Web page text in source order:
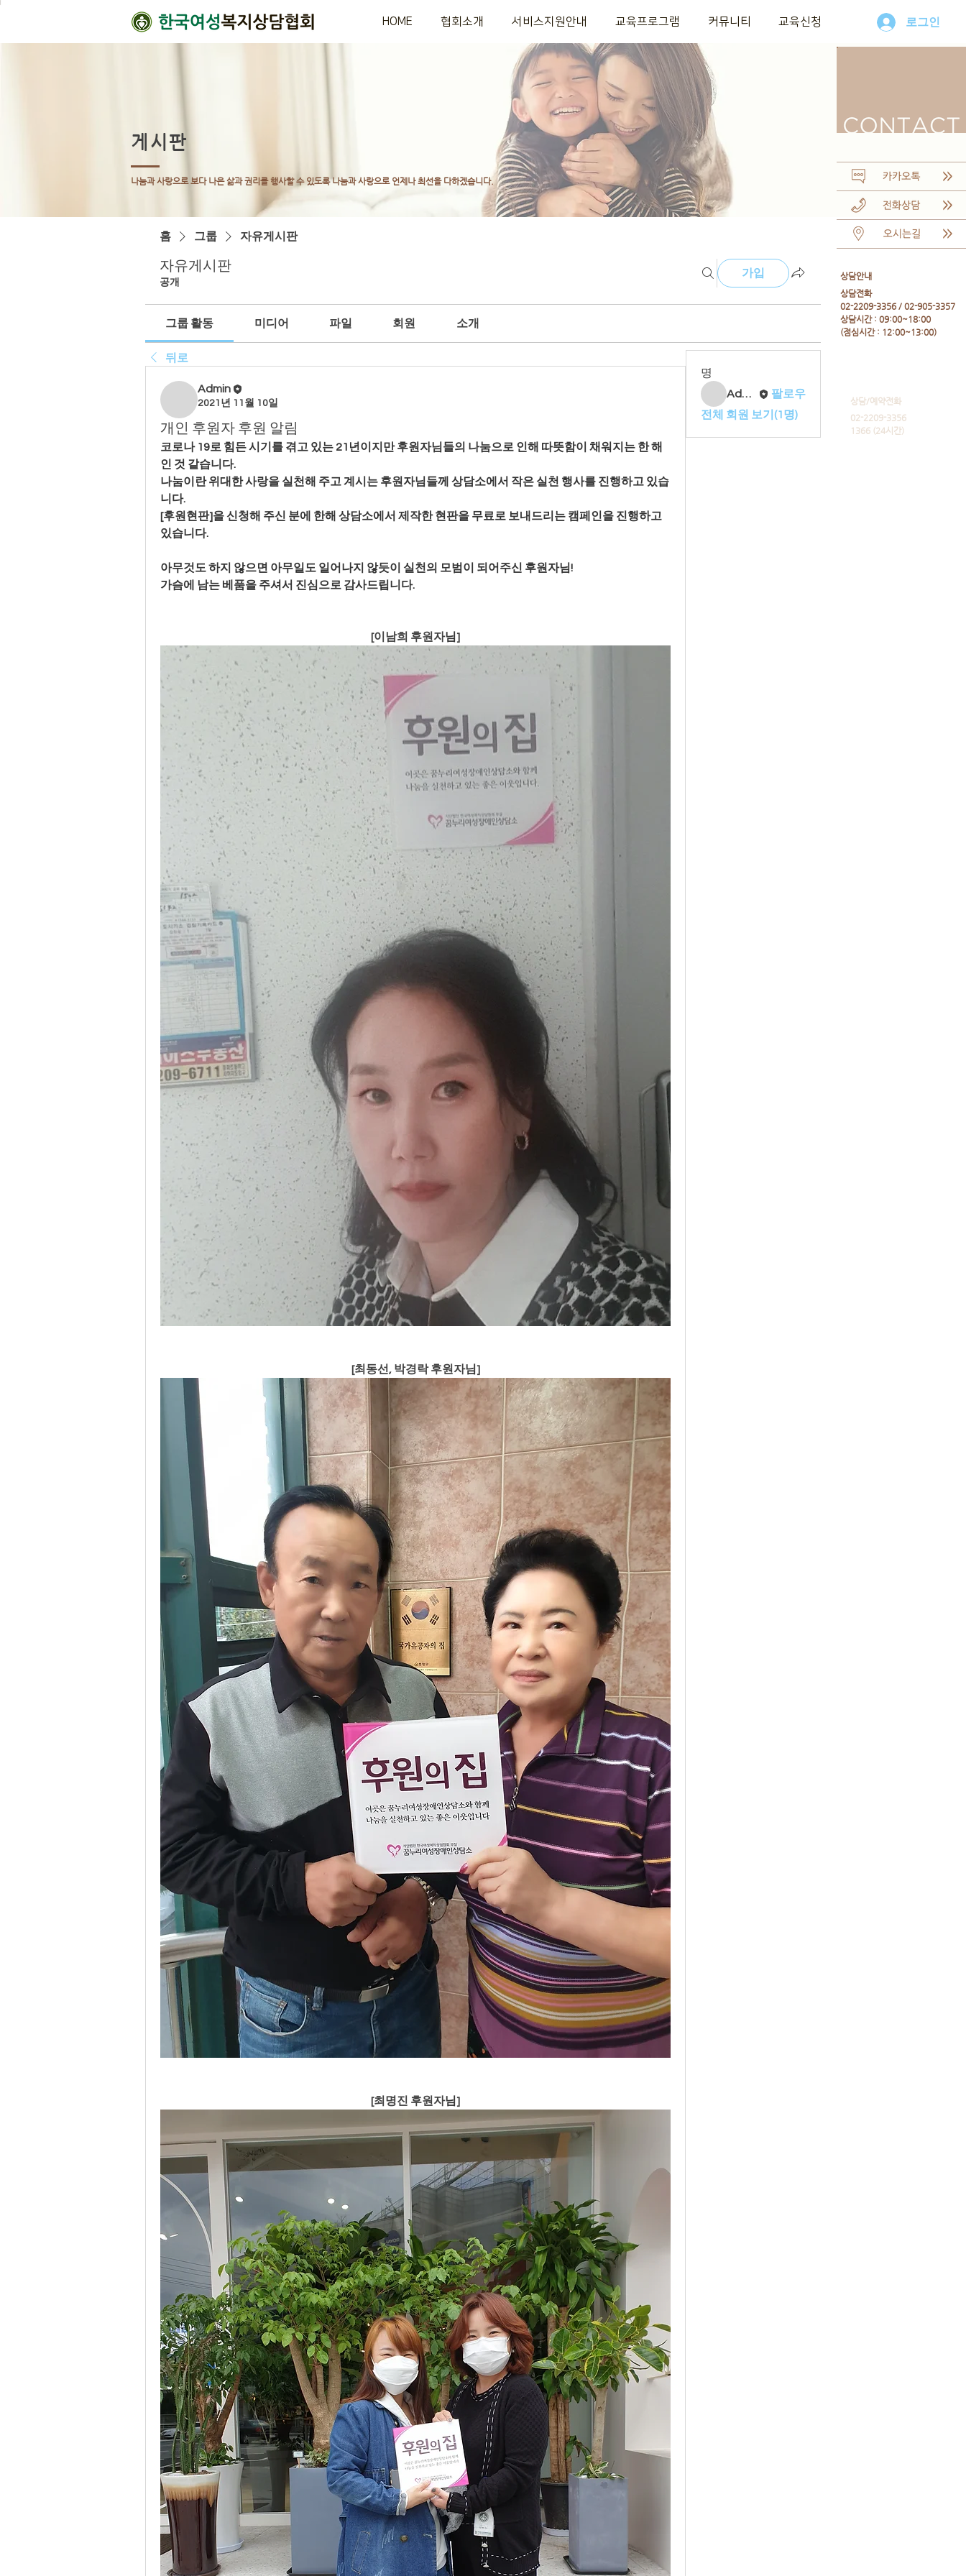
​상담안내
​상담전화
02-2209-3356 / 02-905-3357
상담시간 : 09:00~18:00
​(점심시간 : 12:00~13:00)
​상담/예약전화
02-2209-3356
1366 (24시간)
HOME 협회소개 서비스지원안내 교육프로그램 커뮤니티 교육신청 로그인
게시판
나눔과 사랑으로 보다 나은 삶과 권리를 행사할 수 있도록나눔과 사랑으로 언제나 최선을 다하겠습니다.
홈 그룹 자유게시판
자유게시판
공개
가입
그룹 활동 미디어 파일 회원 소개
뒤로
Admin
2021년 11월 10일
개인 후원자 후원 알림
코로나 19로 힘든 시기를 겪고 있는 21년이지만 후원자님들의 나눔으로 인해 따뜻함이 채워지는 한 해
인 것 같습니다.
나눔이란 위대한 사랑을 실천해 주고 계시는 후원자님들께 상담소에서 작은 실천 행사를 진행하고 있습
니다.
[후원현판]을 신청해 주신 분에 한해 상담소에서 제작한 현판을 무료로 보내드리는 캠페인을 진행하고
있습니다.
아무것도 하지 않으면 아무일도 일어나지 않듯이 실천의 모범이 되어주신 후원자님!
가슴에 남는 베품을 주셔서 진심으로 감사드립니다.
[이남희 후원자님]
[최동선, 박경락 후원자님]
[최명진 후원자님]
명
Admin
팔로우
전체 회원 보기(1명)